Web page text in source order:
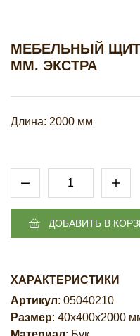
МЕБЕЛЬНЫЙ ЩИТ
ММ. ЭКСТРА
Длина: 2000 мм
ДОБАВИТЬ В
ХАРАКТЕРИСТИКИ
Артикул: 05040210
Размер: 40х400х2000